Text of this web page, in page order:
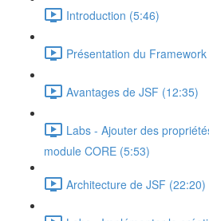
Introduction (5:46)
Présentation du
Avantages de JSF (12:35)
Labs - Ajouter des
module CORE (5:53)
Architecture de JSF (22:20)